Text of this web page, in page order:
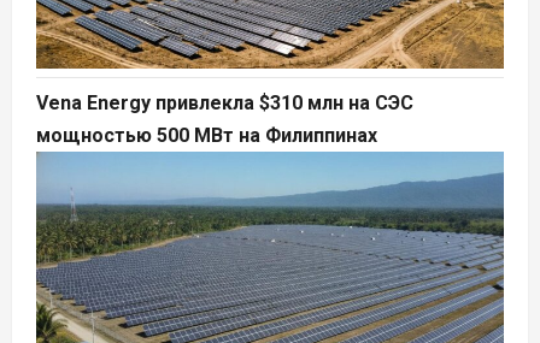
Vena Energy привлекла $310 млн на СЭС
мощностью 500 МВт на Филиппинах